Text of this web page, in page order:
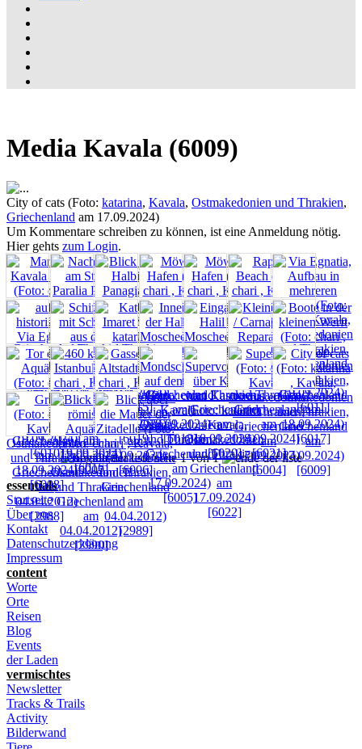
Media Kavala (6009)
City of cats (Foto: katarina, Kavala, Ostmakedonien und Thrakien,
Griechenland am 17.09.2024)
Um Kommentare schreiben zu können, ist eine Anmeldung nötig.
Hier gehts zum Login.
seite 1 von 1
essentials
Startseite
Über uns
Kontakt
Datenschutzerklärung
Impressum
content
Worte
Orte
Reisen
Blog
Events
der Laden
vermischtes
Newsletter
Tracks & Trails
Activity
Bilderwand